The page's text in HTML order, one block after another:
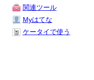
関連ツール
Myはてな
ケータイで使う